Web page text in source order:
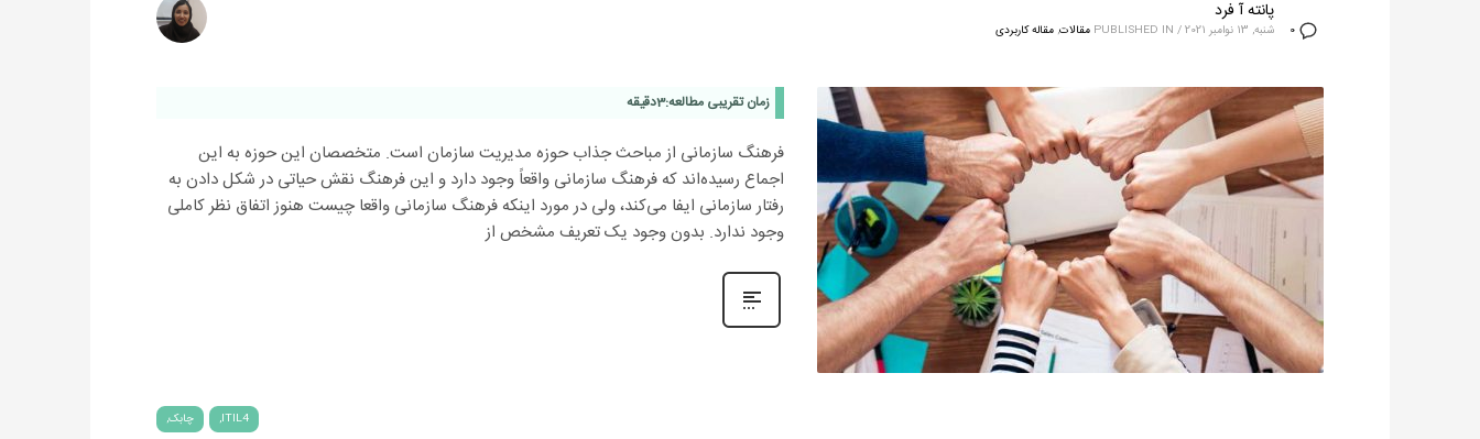
0
پانته آ فرد
شنبه, 13 نوامبر 2021 /
PUBLISHED IN مقالات,مقاله کاربردی
زمان تقریبی مطالعه:3دقیقه
فرهنگ سازمانی از مباحث جذاب حوزه مدیریت سازمان است. متخصصان این حوزه به این
اجماع رسیده‌اند که فرهنگ سازمانی واقعاً وجود دارد و این فرهنگ نقش حیاتی در شکل دادن به
رفتار سازمانی ایفا می‌کند، ولی در مورد اینکه فرهنگ سازمانی واقعا چیست هنوز اتفاق نظر کاملی
وجود ندارد. بدون وجود یک تعریف مشخص از
ITIL4 چابک